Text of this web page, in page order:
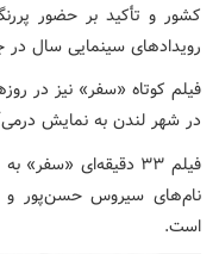
کشور و تأکید بر حضور
رویدادهای سینمایی سال
در شهر لندن به نمایش
فیلم ۳۳ دقیقه‌ای
است.